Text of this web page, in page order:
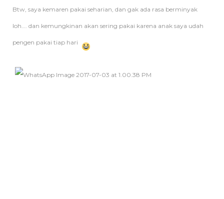
Btw, saya kemaren pakai seharian, dan gak ada rasa berminyak
loh…. dan kemungkinan akan sering pakai karena anak saya udah
pengen pakai tiap hari